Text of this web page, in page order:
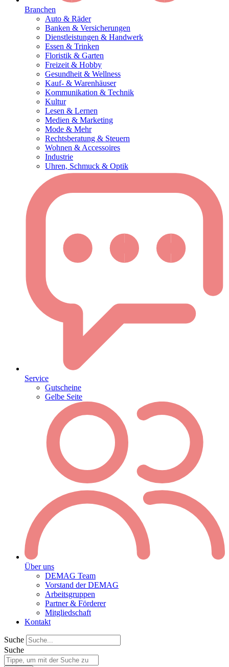
Branchen
Auto & Räder
Banken & Versicherungen
Dienstleistungen & Handwerk
Essen & Trinken
Floristik & Garten
Freizeit & Hobby
Gesundheit & Wellness
Kauf- & Warenhäuser
Kommunikation & Technik
Kultur
Lesen & Lernen
Medien & Marketing
Mode & Mehr
Rechtsberatung & Steuern
Wohnen & Accessoires
Industrie
Uhren, Schmuck & Optik
Service
Gutscheine
Gelbe Seite
Über uns
DEMAG Team
Vorstand der DEMAG
Arbeitsgruppen
Partner & Förderer
Mitgliedschaft
Kontakt
Suche
Suche